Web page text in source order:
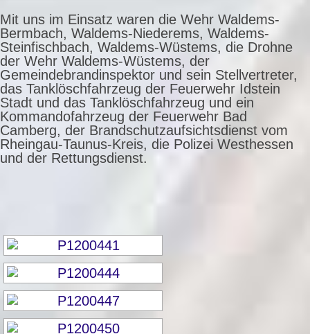
Mit uns im Einsatz waren die Wehr Waldems-
Bermbach, Waldems-Niederems, Waldems-
Steinfischbach, Waldems-Wüstems, die Drohne
der Wehr Waldems-Wüstems, der
Gemeindebrandinspektor und sein Stellvertreter,
das Tanklöschfahrzeug der Feuerwehr Idstein
Stadt und das Tanklöschfahrzeug und ein
Kommandofahrzeug der Feuerwehr Bad
Camberg, der Brandschutzaufsichtsdienst vom
Rheingau-Taunus-Kreis, die Polizei Westhessen
und der Rettungsdienst.